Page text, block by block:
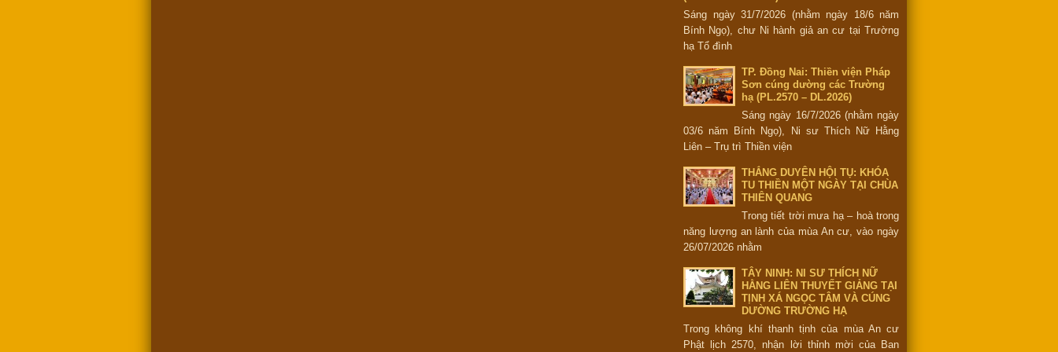
Sáng ngày 31/7/2026 (nhằm ngày 18/6 năm
Bính Ngọ), chư Ni hành giả an cư tại Trường
hạ Tổ đình
TP. Đồng Nai: Thiền viện Pháp
Sơn cúng dường các Trường
hạ (PL.2570 – DL.2026)
Sáng ngày 16/7/2026 (nhằm ngày
03/6 năm Bính Ngọ), Ni sư Thích Nữ Hằng
Liên – Trụ trì Thiền viện
THẮNG DUYÊN HỘI TỤ: KHÓA
TU THIỀN MỘT NGÀY TẠI CHÙA
THIÊN QUANG
Trong tiết trời mưa hạ – hoà trong
năng lượng an lành của mùa An cư, vào ngày
26/07/2026 nhằm
TÂY NINH: NI SƯ THÍCH NỮ
HẰNG LIÊN THUYẾT GIẢNG TẠI
TỊNH XÁ NGỌC TÂM VÀ CÚNG
DƯỜNG TRƯỜNG HẠ
Trong không khí thanh tịnh của mùa An cư
Phật lịch 2570, nhận lời thỉnh mời của Ban